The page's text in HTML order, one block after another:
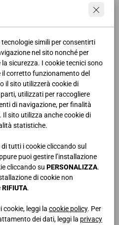
simili per consentirti
nel sito nonché per
sicurezza. I cookie tecnici sono
corretto funzionamento del
il sito utilizzerà cookie di
utilizzati per raccogliere
di navigazione, per finalità
sito utilizza anche cookie di
statistiche.
tutti i cookie cliccando sul
puoi gestire l’installazione
cliccando su PERSONALIZZA.
di cookie non
RIFIUTA.
leggi la cookie policy. Per
dei dati, leggi la privacy
INTERESSARE